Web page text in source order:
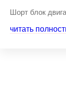
Шорт блок
читать